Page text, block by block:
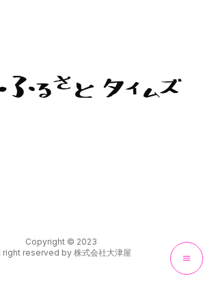
Copyright © 2023
right reserved by 株式会社大津屋